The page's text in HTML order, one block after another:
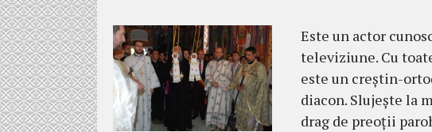
Este un actor
televiziune. Cu
este un creştin-
diacon. Slujeşte la
drag de preoţii